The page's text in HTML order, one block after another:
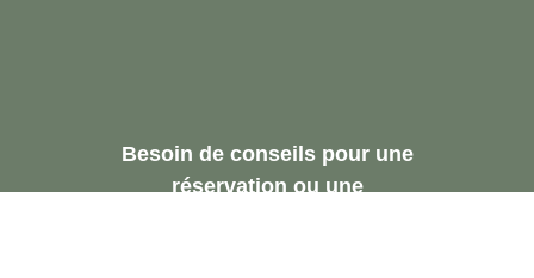
Besoin de conseils pour une
réservation ou une